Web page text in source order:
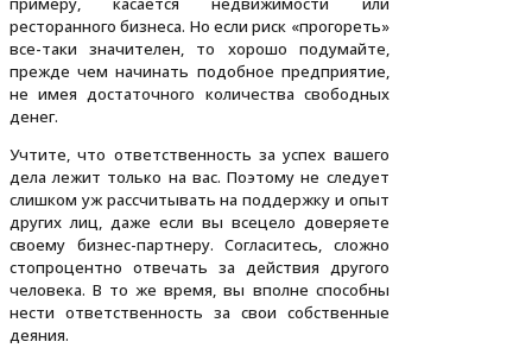
ресторанного бизнеса. Но если риск «прогореть»
все-таки значителен, то хорошо подумайте,
прежде чем начинать подобное предприятие,
не имея достаточного количества свободных
денег.
Учтите, что ответственность за успех вашего
дела лежит только на вас. Поэтому не следует
слишком уж рассчитывать на поддержку и опыт
других лиц, даже если вы всецело доверяете
своему бизнес-партнеру. Согласитесь, сложно
стопроцентно отвечать за действия другого
человека. В то же время, вы вполне способны
нести ответственность за свои собственные
деяния.